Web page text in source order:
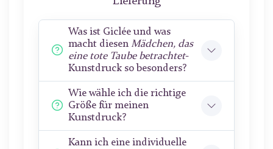
Was ist Giclée und was
macht diesen Mädchen, das
eine tote Taube betrachtet-
Kunstdruck so besonders?
Wie wähle ich die richtige
Größe für meinen
Kunstdruck?
Kann ich eine individuelle